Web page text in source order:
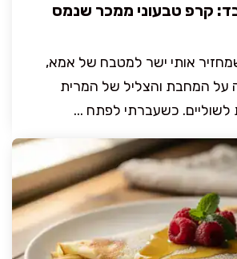
קרפ טבעוני ממכר שנמס
אותי ישר למטבח של אמא,
על המחבת והצליל של המרית
כשעברתי לפתח ...